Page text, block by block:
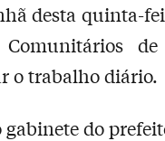
desta quinta-
o trabalho diário.
do